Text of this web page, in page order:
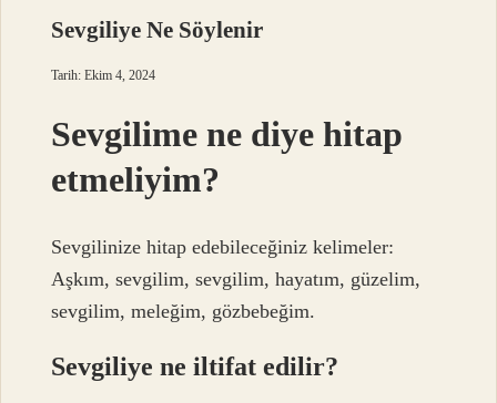
Sevgiliye Ne Söylenir
Tarih: Ekim 4, 2024
Sevgilime ne diye hitap
etmeliyim?
Sevgilinize hitap edebileceğiniz kelimeler:
Aşkım, sevgilim, sevgilim, hayatım, güzelim,
sevgilim, meleğim, gözbebeğim.
Sevgiliye ne iltifat edilir?